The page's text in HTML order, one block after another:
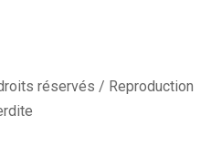
réservés / Reproduction